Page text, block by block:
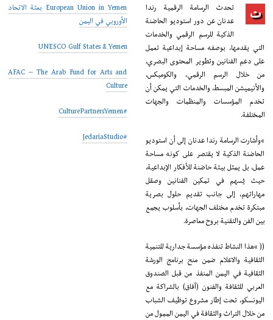
ت
تحدث الرسامة الرقمية رندا
عدنان عن دور استوديو الحاضنة
الذكية للرسم الرقمي والخدمات
التي يقدمها، بوصفه مساحة إبداعية تعمل
على دعم الفنانين وتطوير المحتوى البصري،
من خلال الرسم الرقمي، والكوميكس،
والأنيميشن المبسط، والخدمات التي يمكن أن
تخدم المؤسسات والمنظمات والجهات
المختلفة.
“وأشارت الرسامة رندا عدنان إلى أن استوديو
الحاضنة الذكية لا يقتصر على كونه مساحة
عمل، بل يمثل بيئة حاضنة للأفكار الإبداعية،
حيث يُسهم في تمكين الفنانين وصقل
مهاراتهم، إلى جانب تقديم حلول بصرية
مبتكرة تخدم مختلف الجهات، بأسلوب يجمع
بين الفن والتقنية بروح معاصرة.
(( “هذا النشاط تنفذه مؤسسة جدارية للتنمية
الثقافية والاعلام ضمن منح برنامج الورشة
الثقافية في اليمن المنفذ من قبل الصندوق
العربي للثقافة والفنون (آفاق) بالشراكة مع
اليونسكو، تحت إطار مشروع توظيف الشباب
من خلال التراث والثقافة في اليمن الممول من
European Union in Yemen بعثة الاتحاد
الأوروبي في اليمن
UNESCO Gulf States & Yemen
AFAC – The Arab Fund for Arts and
Culture
#CulturePartnersYemen
#JedariaStudio